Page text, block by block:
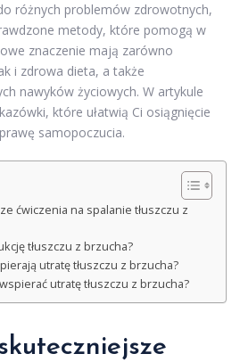
różnych problemów zdrowotnych,
metody, które pomogą w
znaczenie mają zarówno
i zdrowa dieta, a także
nawyków życiowych. W artykule
które ułatwią Ci osiągnięcie
samopoczucia.
ćwiczenia na spalanie tłuszczu z
tłuszczu z brzucha?
utratę tłuszczu z brzucha?
utratę tłuszczu z brzucha?